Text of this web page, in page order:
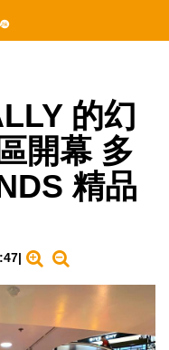
的幻
開幕 多
精品
|